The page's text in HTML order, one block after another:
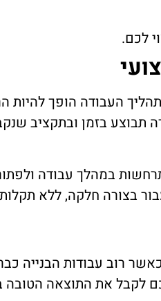
לכם.
העבודה הופך
תבוצע בזמן ובתקציב
במהלך עבודה
בצורה חלקה, ללא תקלות
רוב עבודות הבנייה
לקבל את התוצאה הטובה